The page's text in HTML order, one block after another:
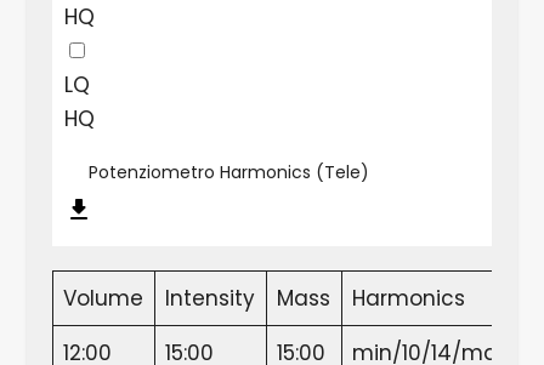
HQ
LQ
HQ
Potenziometro Harmonics (Tele)
Volume Intensity Mass Harmonics
12:00
15:00 15:00 min/10/14/max